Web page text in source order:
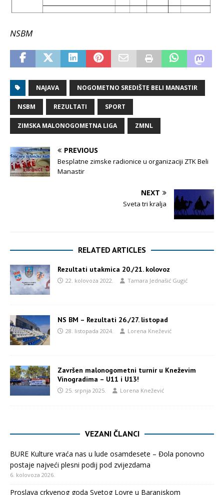
NSBM
NAJAVA NOGOMETNO SREDIŠTE BELI MANASTIR
NSBM REZULTATI SPORT
ZIMSKA MALONOGOMETNA LIGA ZMNL
PREVIOUS
Besplatne zimske radionice u organizaciji ZTK Beli
Manastir
NEXT
Sveta tri kralja
RELATED ARTICLES
Rezultati utakmica 20./21. kolovoz
22. kolovoza 2022. Tamara Jednašić Gugić
NS BM – Rezultati 26./27. listopad
28. listopada 2024. Lorena Knežević
Završen malonogometni turnir u Kneževim
Vinogradima – U11 i U13!
25. srpnja 2025. Lorena Knežević
VEZANI ČLANCI
BURE Kulture vraća nas u lude osamdesete – Đola ponovno
postaje najveći plesni podij pod zvijezdama
6. kolovoza 2026.
Proslava crkvenog goda Svetog Lovre u Baranjskom